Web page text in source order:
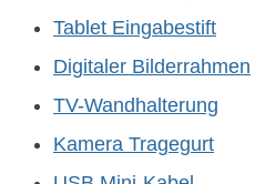
Tablet Eingabestift
Digitaler Bilderrahmen
TV-Wandhalterung
Kamera Tragegurt